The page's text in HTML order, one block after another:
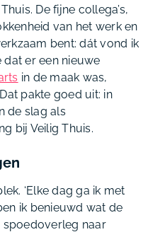
De fijne collega’s,
van het werk en
bent: dát vond ik
dat er een nieuwe
in de maak was,
pakte goed uit: in
de slag als
bij Veilig Thuis.
‘Elke dag ga ik met
ik benieuwd wat de
spoedoverleg naar